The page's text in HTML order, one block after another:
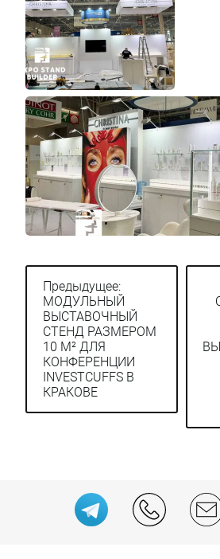
Навигация
по
записям
Предыдущее:
МОДУЛЬНЫЙ
ВЫСТАВОЧНЫЙ
СТЕНД РАЗМЕРОМ
10 М² ДЛЯ
КОНФЕРЕНЦИИ
INVESTCUFFS В
КРАКОВЕ